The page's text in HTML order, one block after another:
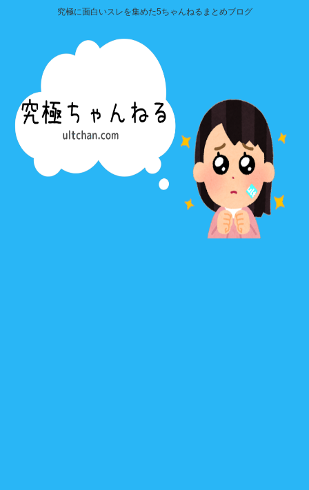
究極に面白いスレを集めた5ちゃんねるまとめブログ